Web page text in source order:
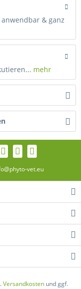
& ganz
mehr
vet.eu
Versandkosten und ggf.